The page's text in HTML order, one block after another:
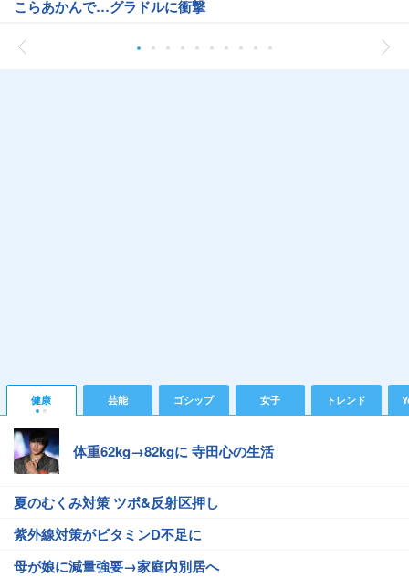
こらあかんで…グラドルに衝撃
健康 芸能 ゴシップ 女子 トレンド
体重62kg→82kgに 寺田心の生活
夏のむくみ対策 ツボ&反射区押し
紫外線対策がビタミンD不足に
母が娘に減量強要→家庭内別居へ